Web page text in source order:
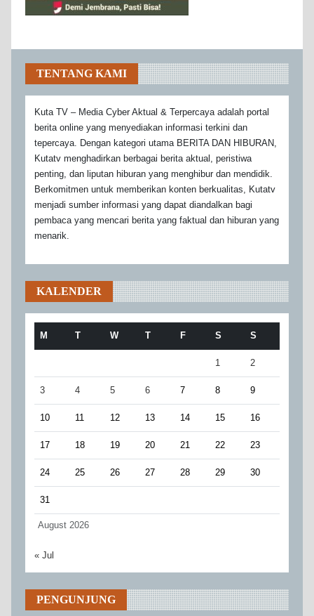
TENTANG KAMI
Kuta TV – Media Cyber Aktual & Terpercaya adalah portal
berita online yang menyediakan informasi terkini dan
tepercaya. Dengan kategori utama BERITA DAN HIBURAN,
Kutatv menghadirkan berbagai berita aktual, peristiwa
penting, dan liputan hiburan yang menghibur dan mendidik.
Berkomitmen untuk memberikan konten berkualitas, Kutatv
menjadi sumber informasi yang dapat diandalkan bagi
pembaca yang mencari berita yang faktual dan hiburan yang
menarik.
KALENDER
August 2026
M T W T F S S
1 2
3 4 5 6 7 8 9
10 11 12 13 14 15 16
17 18 19 20 21 22 23
24 25 26 27 28 29 30
31
« Jul
PENGUNJUNG